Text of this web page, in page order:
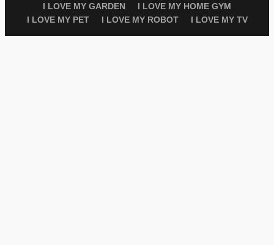
I LOVE MY GARDEN
I LOVE MY HOME GYM
I LOVE MY PET
I LOVE MY ROBOT I LOVE MY TV